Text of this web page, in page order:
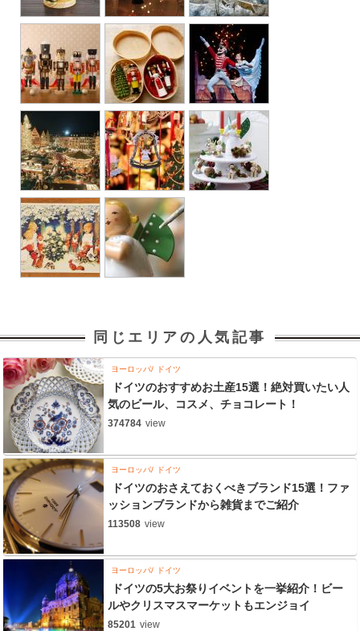
同じエリアの人気記事
ヨーロッパ ドイツ
ドイツのおすすめお土産15選！絶対買いたい人
気のビール、コスメ、チョコレート！
374784 view
ヨーロッパ ドイツ
ドイツのおさえておくべきブランド15選！ファ
ッションブランドから雑貨までご紹介
113508 view
ヨーロッパ ドイツ
ドイツの5大お祭りイベントを一挙紹介！ビー
ルやクリスマスマーケットもエンジョイ
85201 view